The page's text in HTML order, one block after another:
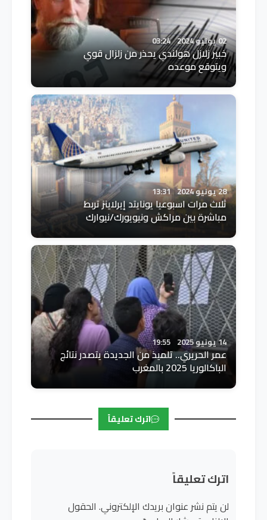
02 يونيو 2024 03:24
خبير زلازل هولندي يحذر من زلزال قوي
ويتوقع موعده
28 يونيو 2024 13:31
ثلاث مرات اسبوعيا يونايتد إيرلاينز تربط
مباشرة بين مراكش ونيويورك/نيوارك
14 يونيو 2025 19:55
عمر الحريري.. تلميذ من الجديدة يتصدر نتائج
الباكالوريا 2025 بالمغرب
اترك تعليقاً
اترك تعليقاً
لن يتم نشر عنوان بريدك الإلكتروني. الحقول